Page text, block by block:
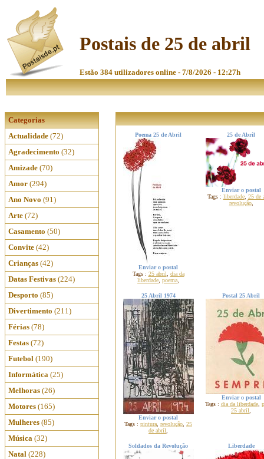
Postais de 25 de abril
Estão 384 utilizadores online - 7/8/2026 - 12:27h
Categorias
Actualidade (72)
Agradecimento (32)
Amizade (70)
Amor (294)
Ano Novo (91)
Arte (72)
Casamento (50)
Convite (42)
Crianças (42)
Datas Festivas (224)
Desporto (85)
Divertimento (211)
Férias (78)
Festas (72)
Futebol (190)
Informática (25)
Melhoras (26)
Motores (165)
Mulheres (85)
Música (32)
Natal (228)
Poema 25 de Abril
Enviar o postal
Tags : 25 abril
dia da
liberdade poema
25 de Abril
Enviar o postal
Tags : liberdade, 25 de
revolução,
25 Abril 1974
Enviar o postal
Tags : pintura revolução 25
de abril
Postal 25 Abril
Enviar o postal
Tags : dia da liberdade,
25 abril
Soldados da Revolução Liberdade